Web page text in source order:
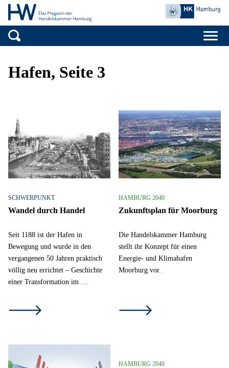
Handelskammer
Hafen, Seite 3
SCHWERPUNKT
Wandel durch Handel
Seit 1188 ist der Hafen in
Bewegung und wurde in den
vergangenen 50 Jahren praktisch
völlig neu errichtet – Geschichte
einer Transformation im …
HAMBURG 2040
Zukunftsplan für Moorburg
Die Handelskammer Hamburg
stellt ihr Konzept für einen
Energie- und Klimahafen
Moorburg vor.
HAMBURG 2040